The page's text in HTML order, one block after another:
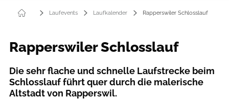
Laufevents Laufkalender Rapperswiler Schlosslauf
Rapperswiler Schlosslauf
Die sehr flache und schnelle Laufstrecke beim
Schlosslauf führt quer durch die malerische
Altstadt von Rapperswil.